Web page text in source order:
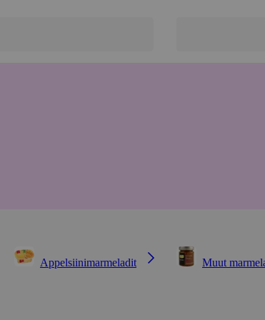
Appelsiinimarmeladit Muut